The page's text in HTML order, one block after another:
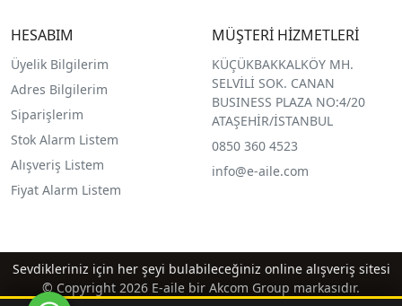
HESABIM
Üyelik Bilgilerim
Adres Bilgilerim
Siparişlerim
Stok Alarm Listem
Alışveriş Listem
Fiyat Alarm Listem
MÜŞTERİ HİZMETLERİ
KÜÇÜKBAKKALKÖY MH.
SELVİLİ SOK. CANAN
BUSINESS PLAZA NO:4/20
ATAŞEHİR/İSTANBUL
0850 360 4523
info@e-aile.com
Sevdikleriniz için her şeyi bulabileceğiniz online alışveriş sitesi
© Copyright 2026 E-aile bir Akcom Group markasıdır.